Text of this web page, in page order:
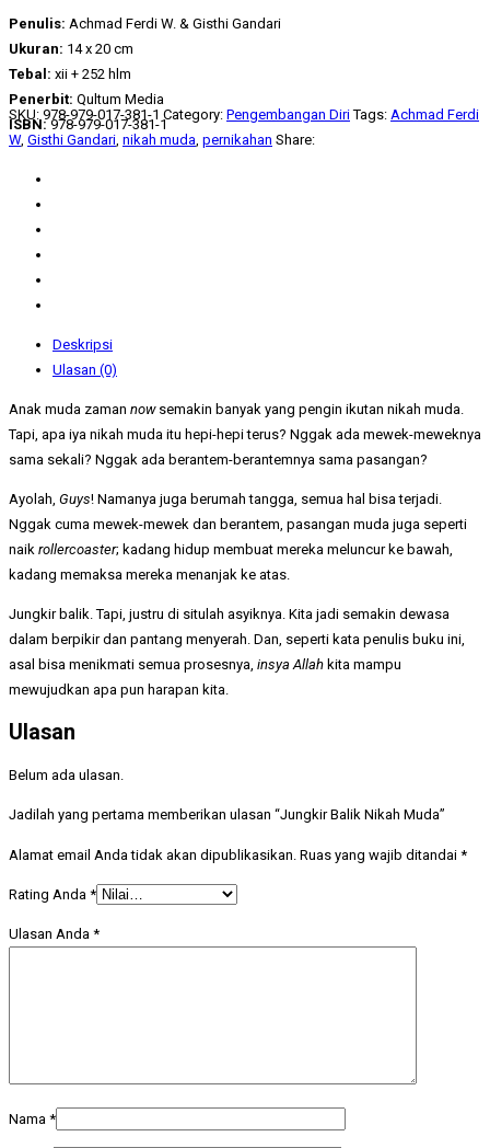
Penulis: Achmad Ferdi W. & Gisthi Gandari
Ukuran: 14 x 20 cm
Tebal: xii + 252 hlm
Penerbit: Qultum Media
ISBN:978-979-017-381-1
SKU: 978-979-017-381-1 Category: Pengembangan Diri Tags: Achmad Ferdi
W, Gisthi Gandari nikah muda pernikahan Share:
Deskripsi
Ulasan (0)
Anak muda zaman nowsemakin banyak yang pengin ikutan nikah muda.
Tapi, apa iya nikah muda itu hepi-hepi terus? Nggak ada mewek-meweknya
sama sekali? Nggak ada berantem-berantemnya sama pasangan?
Ayolah, Guys! Namanya juga berumah tangga, semua hal bisa terjadi.
Nggak cuma mewek-mewek dan berantem, pasangan muda juga seperti
naik rollercoaster; kadang hidup membuat mereka meluncur ke bawah,
kadang memaksa mereka menanjak ke atas.
Jungkir balik. Tapi, justru di situlah asyiknya. Kita jadi semakin dewasa
dalam berpikir dan pantang menyerah. Dan, seperti kata penulis buku ini,
asal bisa menikmati semua prosesnya, insya Allah kita mampu
mewujudkan apa pun harapan kita.
Ulasan
Belum ada ulasan.
Jadilah yang pertama memberikan ulasan “Jungkir Balik Nikah Muda”
Alamat email Anda tidak akan dipublikasikan. Ruas yang wajib ditandai *
Rating Anda *
Ulasan Anda *
Nama *